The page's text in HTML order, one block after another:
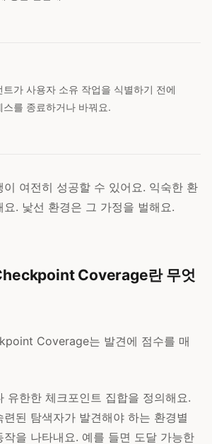
트가 사용자 소유 작업을 식별하기 전에
스를 종료하거나 바꿔요.
이 여전히 성공할 수 있어요. 익숙한 환
. 낯선 환경은 그 가정을 벌해요.
Coverage란 무엇
Coverage는 발견에 점수를 매
유한한 체크포인트 집합을 정의해요.
된 탐색자가 발견해야 하는 환경별
을 나타내요. 예를 들면 도달 가능한